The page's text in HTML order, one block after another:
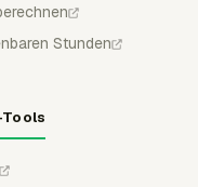
Stunden